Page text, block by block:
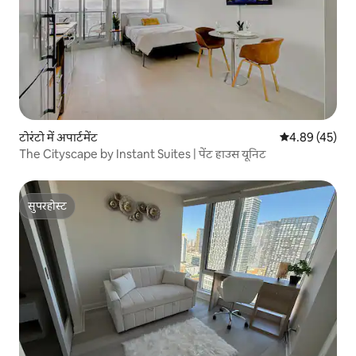
टोरंटो में अपार्टमेंट औसत रेटिंग 5 में
4.89 (45)
The Cityscape by Instant Suites | पेंट हाउस यूनिट
सुपरहोस्ट
सुपरहोस्ट